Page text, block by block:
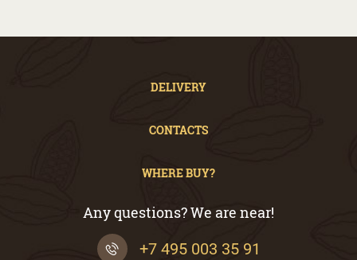
DELIVERY
CONTACTS
WHERE BUY?
Any questions? We are near!
+7 495 003 35 91